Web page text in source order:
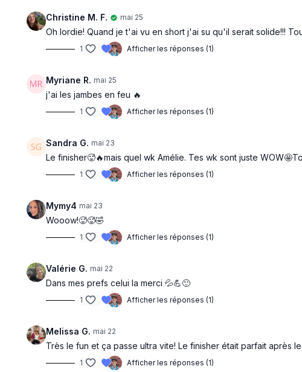
Christine M. F. mai 25
Oh lordie! Quand je t'ai vu en short j'ai su qu'il serait solide!!!
1 Afficher les réponses (1)
Myriane R. mai 25
j'ai les jambes en feu 🔥
1 Afficher les réponses (1)
Sandra G. mai 23
Le finisher🥵🔥mais quel wk Amélie. Tes wk sont juste
1 Afficher les réponses (1)
Mymy4 mai 23
Wooow!🥵🥵🤣
1 Afficher les réponses (1)
Valérie G. mai 22
Dans mes prefs celui la merci 💦💪🙂
1 Afficher les réponses (1)
Melissa G. mai 22
Très le fun et ça passe ultra vite! Le finisher était parfait après
1 Afficher les réponses (1)